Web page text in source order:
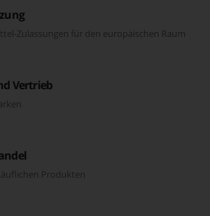
Zulassungen für den europäischen Raum
Vertrieb
Produkten